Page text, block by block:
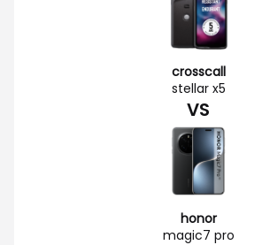
crosscall
stellar x5
VS
honor
magic7 pro